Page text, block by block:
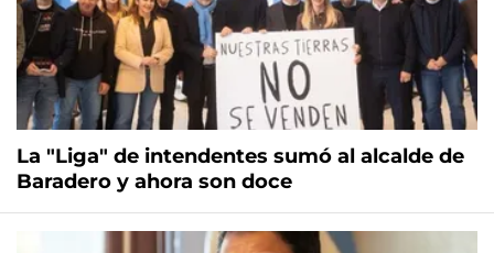
La "Liga" de intendentes sumó al alcalde de
Baradero y ahora son doce